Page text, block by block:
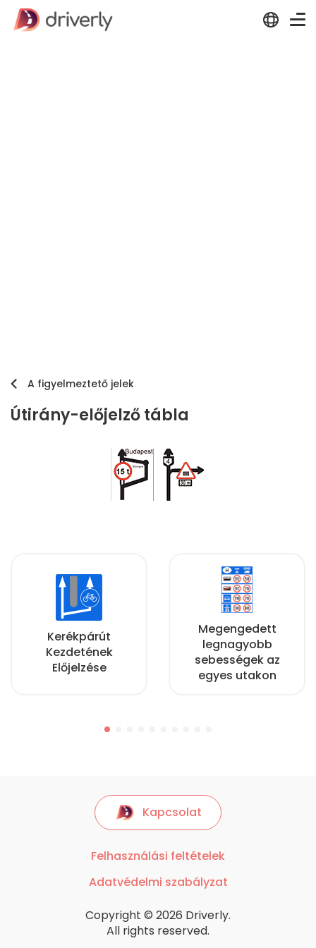
A figyelmeztető jelek
Útirány-előjelző tábla
Kerékpárút
Kezdetének
Előjelzése
Megengedett
legnagyobb
sebességek az
egyes utakon
Kapcsolat
Felhasználási feltételek
Adatvédelmi szabályzat
Copyright © 2026 Driverly.
All rights reserved.